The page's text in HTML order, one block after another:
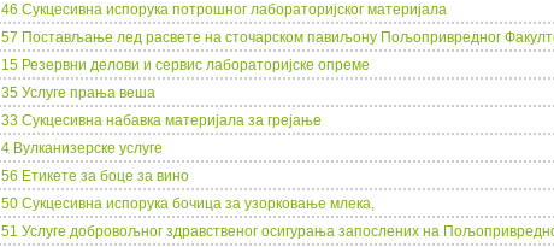
46 Сукцесивна испорука потрошног лабораторијског материјала
57 Постављање лед расвете на сточарском павиљону Пољопривредног
15 Резервни делови и сервис лабораторијске опреме
35 Услуге прања веша
33 Сукцесивна набавка материјала за грејање
4 Вулканизерске услуге
56 Етикете за боце за вино
50 Сукцесивна испорука бочицa за узорковање млека,
51 Услуге добровољног здравственог осигурања запослених на